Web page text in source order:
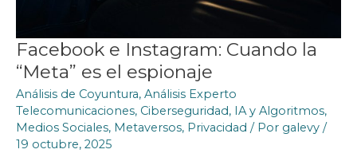
Facebook e Instagram: Cuando la
“Meta” es el espionaje
Análisis de Coyuntura, Análisis Experto
Telecomunicaciones, Ciberseguridad, IA y Algoritmos,
Medios Sociales, Metaversos, Privacidad / Por galevy /
19 octubre, 2025